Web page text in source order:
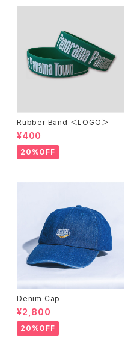
Rubber Band ＜LOGO＞
¥400
20%OFF
Denim Cap
¥2,800
20%OFF